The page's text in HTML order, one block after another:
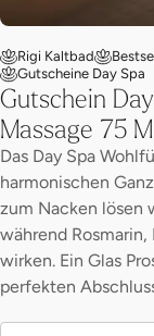
Rigi Kaltbad
Gutscheine Day Spa
Gutschein
Massage 75
Das Day Spa
harmonischen
zum Nacken lösen
während
wirken. Ein Glas
perfekten